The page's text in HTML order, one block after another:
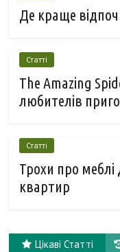
Де краще
Статті
The Amazing
любителів
Статті
Трохи про
квартир
Цікаві Статті